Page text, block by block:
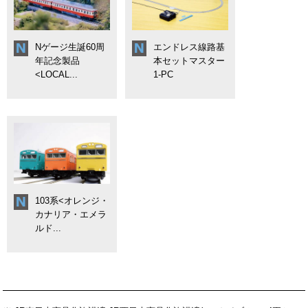
Nゲージ生誕60周
年記念製品
<LOCAL...
エンドレス線路基
本セットマスター
1-PC
103系<オレンジ・
カナリア・エメラ
ルド...